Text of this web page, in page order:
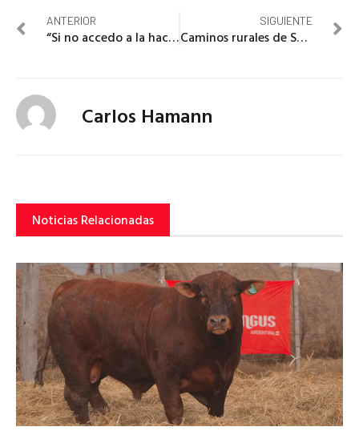
ANTERIOR
“Si no accedo a la hacienda en una semana, se me mueren más de 8.400 animales”
SIGUIENTE
Caminos rurales de Santiago del Estero
Carlos Hamann
Noticias Relacionadas